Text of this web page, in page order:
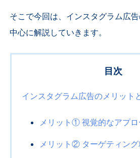
そこで今回は、インスタグラム広
中心に解説していきます。
目次
インスタグラム広告のメリット
メリット① 視覚的なアプ
メリット② ターゲティン